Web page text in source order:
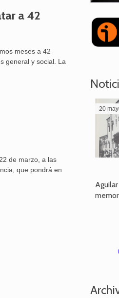
a 42
meses a 42
general y social. La
de marzo, a las
que pondrá en
20